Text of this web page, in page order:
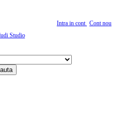
Intra in cont Cont nou